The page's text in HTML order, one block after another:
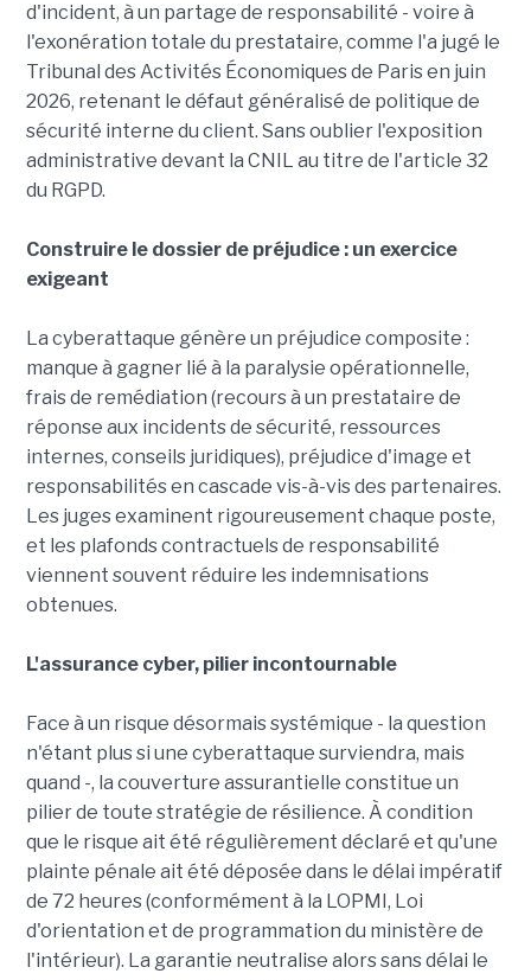
d'incident, à un partage de responsabilité - voire à
l'exonération totale du prestataire, comme l'a jugé le
Tribunal des Activités Économiques de Paris en juin
2026, retenant le défaut généralisé de politique de
sécurité interne du client. Sans oublier l'exposition
administrative devant la CNIL au titre de l'article 32
du RGPD.
Construire le dossier de préjudice : un exercice
exigeant
La cyberattaque génère un préjudice composite :
manque à gagner lié à la paralysie opérationnelle,
frais de remédiation (recours à un prestataire de
réponse aux incidents de sécurité, ressources
internes, conseils juridiques), préjudice d'image et
responsabilités en cascade vis-à-vis des partenaires.
Les juges examinent rigoureusement chaque poste,
et les plafonds contractuels de responsabilité
viennent souvent réduire les indemnisations
obtenues.
L'assurance cyber, pilier incontournable
Face à un risque désormais systémique - la question
n'étant plus si une cyberattaque surviendra, mais
quand -, la couverture assurantielle constitue un
pilier de toute stratégie de résilience. À condition
que le risque ait été régulièrement déclaré et qu'une
plainte pénale ait été déposée dans le délai impératif
de 72 heures (conformément à la LOPMI, Loi
d'orientation et de programmation du ministère de
l'intérieur). La garantie neutralise alors sans délai le